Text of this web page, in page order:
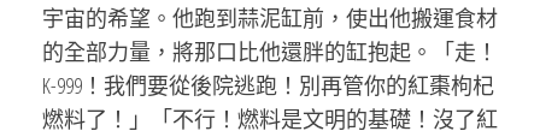
宇宙的希望。他跑到蒜泥缸前，使出他搬運食材
的全部力量，將那口比他還胖的缸抱起。「走！
K-999！我們要從後院逃跑！別再管你的紅棗枸杞
燃料了！」「不行！燃料是文明的基礎！沒了紅